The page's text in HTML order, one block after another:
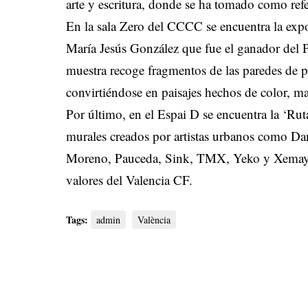
arte y escritura, donde se ha tomado como
En la sala Zero del CCCC se encuentra la
María Jesús González que fue el ganador
muestra recoge fragmentos de las paredes
convirtiéndose en paisajes hechos de color,
Por último, en el Espai D se encuentra la
murales creados por artistas urbanos como
Moreno, Pauceda, Sink, TMX, Yeko y
valores del Valencia CF.
Tags: admin València